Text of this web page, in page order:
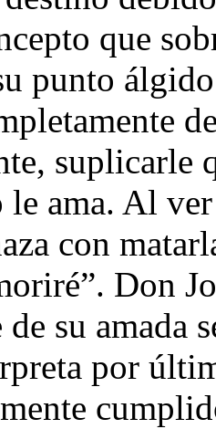
que
punto
suplicarle
ama. Al
con
Don
su amada
por